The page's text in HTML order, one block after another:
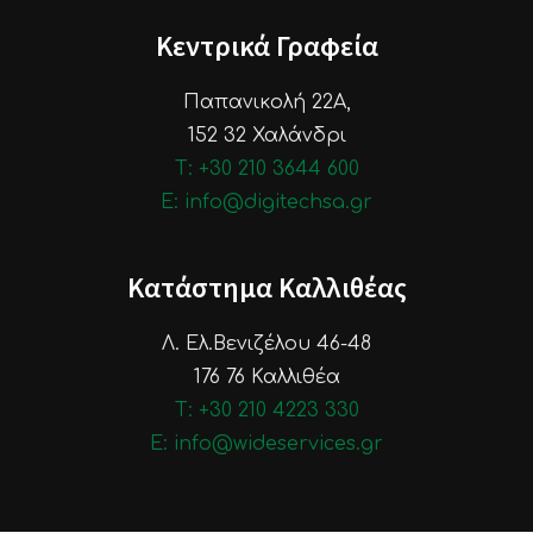
Κεντρικά Γραφεία
Παπανικολή 22Α,
152 32 Χαλάνδρι
Τ: +30 210 3644 600
E: info@digitechsa.gr
Κατάστημα Καλλιθέας
Λ. Ελ.Βενιζέλου 46-48
176 76 Καλλιθέα
Τ: +30 210 4223 330
E: info@wideservices.gr